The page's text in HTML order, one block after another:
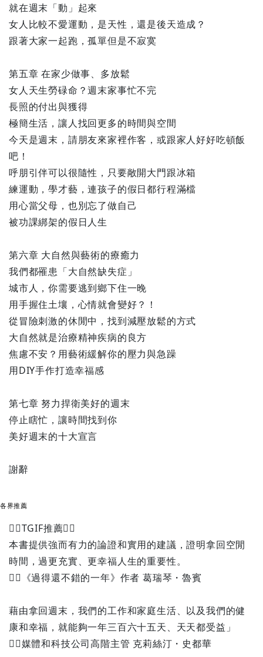
就在週末「動」起來
女人比較不愛運動，是天性，還是後天造成？
跟著大家一起跑，孤單但是不寂寞
第五章 在家少做事、多放鬆
女人天生勞碌命？週末家事忙不完
長照的付出與獲得
極簡生活，讓人找回更多的時間與空間
今天是週末，請朋友來家裡作客，或跟家人好好吃頓飯
吧！
呼朋引伴可以很隨性，只要敞開大門跟冰箱
練運動，學才藝，連孩子的假日都行程滿檔
用心當父母，也別忘了做自己
被功課綁架的假日人生
第六章 大自然與藝術的療癒力
我們都罹患「大自然缺失症」
城市人，你需要逃到鄉下住一晚
用手握住土壤，心情就會變好？！
從冒險刺激的休閒中，找到減壓放鬆的方式
大自然就是治療精神疾病的良方
焦慮不安？用藝術緩解你的壓力與急躁
用DIY手作打造幸福感
第七章 努力捍衛美好的週末
停止瞎忙，讓時間找到你
美好週末的十大宣言
謝辭
各界推薦
TGIF推薦
本書提供強而有力的論證和實用的建議，證明拿回空閒
時間，過更充實、更幸福人生的重要性。
《過得還不錯的一年》作者 葛瑞琴・魯賓
藉由拿回週末，我們的工作和家庭生活、以及我們的健
康和幸福，就能夠一年三百六十五天、天天都受益」
媒體和科技公司高階主管 克莉絲汀・史都華